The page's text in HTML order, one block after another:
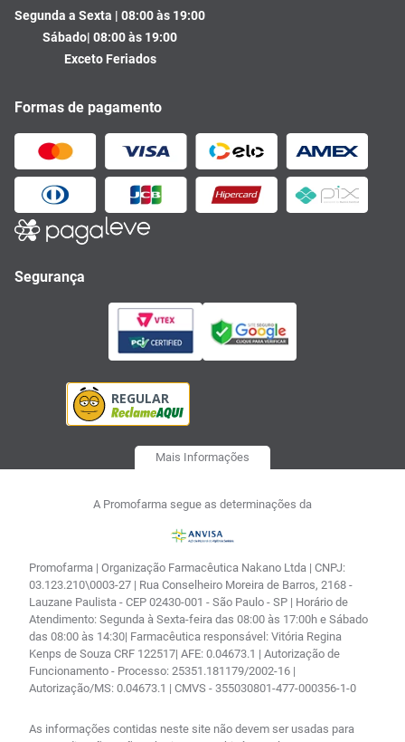
Segunda a Sexta | 08:00 às 19:00
Sábado| 08:00 às 19:00
Exceto Feriados
Formas de pagamento
Segurança
Mais Informações
A Promofarma segue as determinações da
Promofarma | Organização Farmacêutica Nakano Ltda | CNPJ:
03.123.210\0003-27 | Rua Conselheiro Moreira de Barros, 2168 -
Lauzane Paulista - CEP 02430-001 - São Paulo - SP | Horário de
Atendimento: Segunda à Sexta-feira das 08:00 às 17:00h e Sábado
das 08:00 às 14:30| Farmacêutica responsável: Vitória Regina
Kenps de Souza CRF 122517| AFE: 0.04673.1 | Autorização de
Funcionamento - Processo: 25351.181179/2002-16 |
Autorização/MS: 0.04673.1 | CMVS - 355030801-477-000356-1-0
As informações contidas neste site não devem ser usadas para